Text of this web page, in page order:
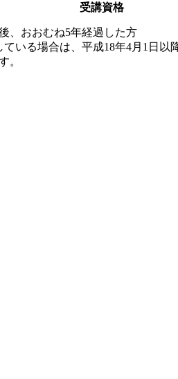
受講資格
、おおむね5年経過した方
いる場合は、平成18年4月1日以
。